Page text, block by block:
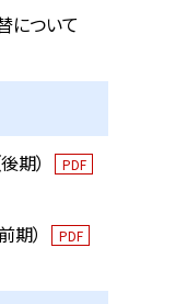
について
期） PDF
期） PDF